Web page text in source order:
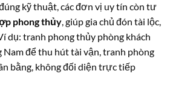
kỹ thuật, các đơn vị uy tín còn tư
phong thủy, giúp gia chủ đón tài lộc,
dụ: tranh phong thủy phòng khách
để thu hút tài vận, tranh phòng
bằng, không đối diện trực tiếp